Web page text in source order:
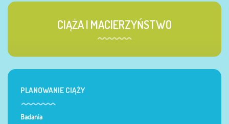
CIĄŻA I MACIERZYŃSTWO
PLANOWANIE CIĄŻY
Badania